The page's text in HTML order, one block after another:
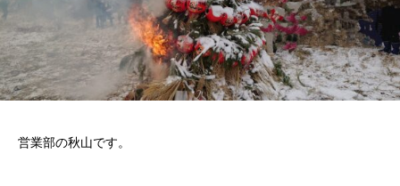
営業部の秋山です。